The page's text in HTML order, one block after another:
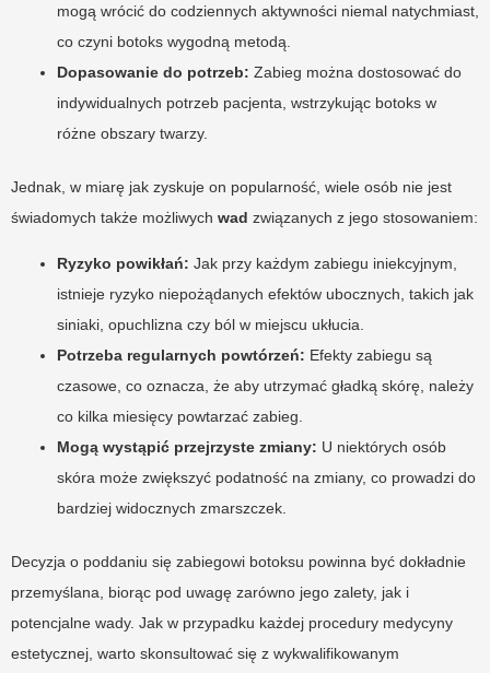
mogą wrócić do codziennych aktywności niemal natychmiast,
co czyni botoks wygodną metodą.
Dopasowanie do potrzeb: Zabieg można dostosować do
indywidualnych potrzeb pacjenta, wstrzykując botoks w
różne obszary twarzy.
Jednak, w miarę jak zyskuje on popularność, wiele osób nie jest
świadomych także możliwych wad związanych z jego stosowaniem:
Ryzyko powikłań: Jak przy każdym zabiegu iniekcyjnym,
istnieje ryzyko niepożądanych efektów ubocznych, takich jak
siniaki, opuchlizna czy ból w miejscu ukłucia.
Potrzeba regularnych powtórzeń: Efekty zabiegu są
czasowe, co oznacza, że aby utrzymać gładką skórę, należy
co kilka miesięcy powtarzać zabieg.
Mogą wystąpić przejrzyste zmiany: U niektórych osób
skóra może zwiększyć podatność na zmiany, co prowadzi do
bardziej widocznych zmarszczek.
Decyzja o poddaniu się zabiegowi botoksu powinna być dokładnie
przemyślana, biorąc pod uwagę zarówno jego zalety, jak i
potencjalne wady. Jak w przypadku każdej procedury medycyny
estetycznej, warto skonsultować się z wykwalifikowanym